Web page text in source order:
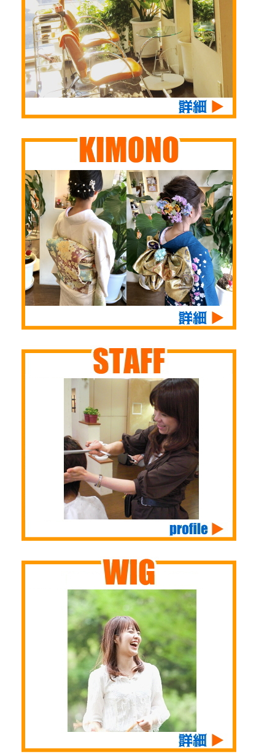
ャンペーン には見事
に乗り遅れた私ですが
何か チャンスは残り
２回 次こそは 改装
休暇中には go to 白
浜、 go t ...
いね～ てことでご来
店いただきました あ
りがとうございました
今年の新入生た
ち、ご家族の方々、
お祝いム ...